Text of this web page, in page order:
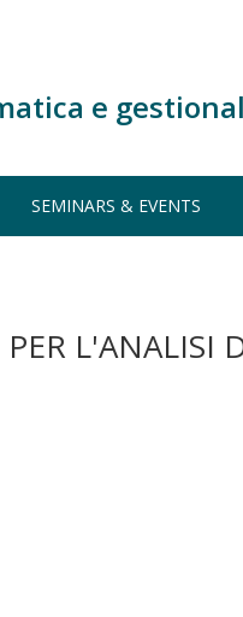
e
SEMINARS & EVENTS
L'ANALISI